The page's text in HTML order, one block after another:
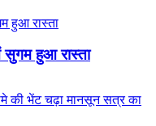
सुगम हुआ रास्ता